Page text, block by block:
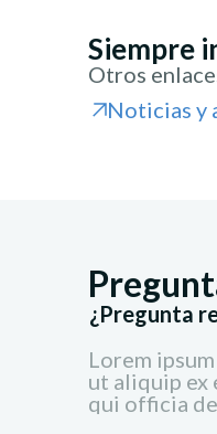
Siempre
Otros
Noticias y
¿Pregunta
Lorem
ut aliquip ex
qui officia